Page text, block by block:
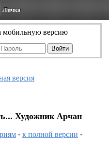
Личка
мобильную версию
версия
Художник Арчан
-к полной версии -